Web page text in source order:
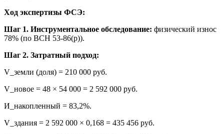
Ход экспертизы ФСЭ:
Шаг 1. Инструментальное обследование: физический износ
78% (по ВСН 53-86(р)).
Шаг 2. Затратный подход:
V_земли (доля) = 210 000 руб.
V_новое = 48 × 54 000 = 2 592 000 руб.
И_накопленный = 83,2%.
V_здания = 2 592 000 × 0,168 = 435 456 руб.